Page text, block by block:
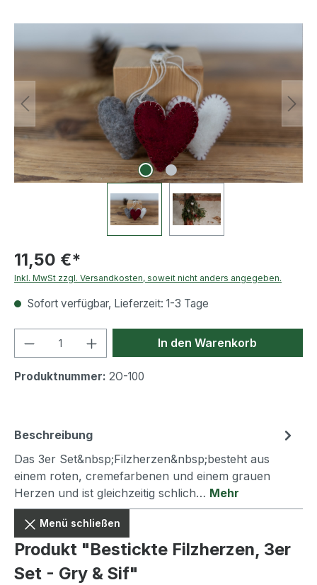
Bildergalerie überspringen
11,50 €*
Inkl. MwSt zzgl. Versandkosten, soweit nicht anders angegeben.
Sofort verfügbar, Lieferzeit: 1-3 Tage
Produkt Anzahl: Gib denIn den Warenkorb
Produktnummer: 2O-100
Beschreibung
Das 3er Set&nbsp;Filzherzen&nbsp;besteht aus
einem roten, cremefarbenen und einem grauen
Herzen und ist gleichzeitig schlich… Mehr
Menü schließen
Produkt "Bestickte Filzherzen, 3er
Set - Gry & Sif"